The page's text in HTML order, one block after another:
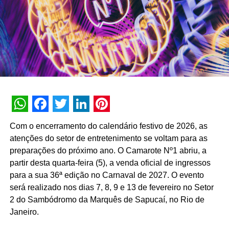
Foto: Divulgação/Garena
Além do traje temático de Chun-Li, em breve também
estará disponível a roupa inspirada em Ryu. O evento
crossover “Free Fighter” também conta com uma série de
itens exclusivos, incluindo a granada Hadouken e a skin
da arma AWM, e mais.
WhatsApp
Facebook
Twitter
LinkedIn
Pinterest
Com o encerramento do calendário festivo de 2026, as
atenções do setor de entretenimento se voltam para as
preparações do próximo ano. O Camarote Nº1 abriu, a
partir desta quarta-feira (5), a venda oficial de ingressos
para a sua 36ª edição no Carnaval de 2027. O evento
será realizado nos dias 7, 8, 9 e 13 de fevereiro no Setor
2 do Sambódromo da Marquês de Sapucaí, no Rio de
Janeiro.